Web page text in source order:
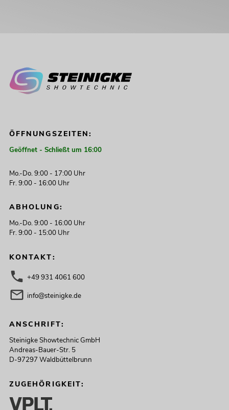
ÖFFNUNGSZEITEN:
Geöffnet - Schließt um 16:00
Mo.-Do. 9:00 - 17:00 Uhr
Fr. 9:00 - 16:00 Uhr
ABHOLUNG:
Mo.-Do. 9:00 - 16:00 Uhr
Fr. 9:00 - 15:00 Uhr
KONTAKT:
+49 931 4061 600
info@steinigke.de
ANSCHRIFT:
Steinigke Showtechnic GmbH
Andreas-Bauer-Str. 5
D-97297 Waldbüttelbrunn
ZUGEHÖRIGKEIT: